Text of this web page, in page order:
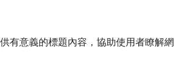
有意義的標題內容，協助使用者瞭解網